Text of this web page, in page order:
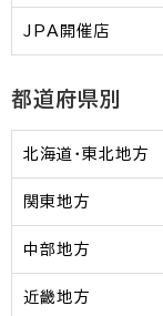
JPA開催店
都道府県別
北海道・東北地方
関東地方
中部地方
近畿地方